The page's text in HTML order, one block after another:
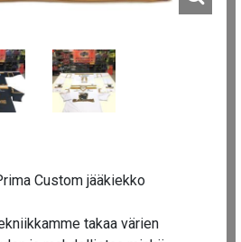
Custom jääkiekko
takaa värien